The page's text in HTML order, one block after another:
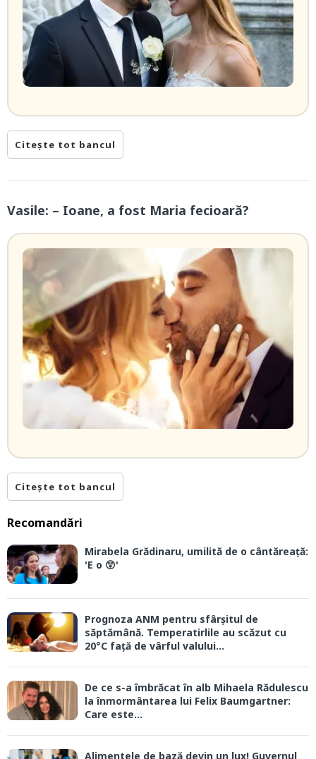
Citește tot bancul
Vasile: – Ioane, a fost Maria fecioară?
Citește tot bancul
Recomandări
Mirabela Grădinaru, umilită de o cântăreață:
'E o 😲'
Prognoza ANM pentru sfârșitul de
săptămână. Temperatirlile au scăzut cu
20°C față de vârful valului...
De ce s-a îmbrăcat în alb Mihaela Rădulescu
la înmormântarea lui Felix Baumgartner:
Care este...
Alimentele de bază devin un lux! Guvernul